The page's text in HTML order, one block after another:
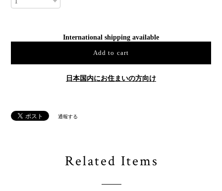
International shipping available
Add to cart
日本国内にお住まいの方向け
通報する
Related Items